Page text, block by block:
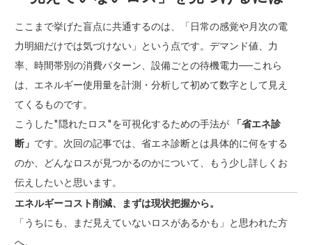
ここまで挙げた盲点に共通するのは、「日常の感覚や月次の電
力明細だけでは気づけない」という点です。デマンド値、力
率、時間帯別の消費パターン、設備ごとの待機電力──これら
は、エネルギー使用量を計測・分析して初めて数字として見え
てくるものです。
こうした"隠れたロス"を可視化するための手法が
「省エネ診
断」 です。次回の記事では、省エネ診断とは具体的に何をする
のか、どんなロスが見つかるのかについて、もう少し詳しくお
伝えしたいと思います。
エネルギーコスト削減、まずは現状把握から。
「うちにも、まだ見えていないロスがあるかも」と思われた方
へ。